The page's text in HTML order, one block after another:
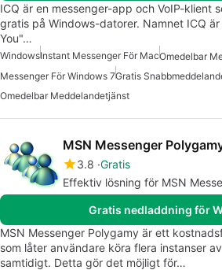
ICQ är en messenger-app och VoIP-klient
gratis på Windows-datorer. Namnet ICQ
You"…
WindowsInstant Messenger För MacOmedelbar
Messenger För Windows 7Gratis
Omedelbar Meddelandetjänst
MSN Messenger
3.8 Gratis
Effektiv lösning för MSN
Gratis nedladdning för
MSN Messenger Polygamy är ett
som låter användare köra flera instanser
samtidigt. Detta gör det möjligt för…